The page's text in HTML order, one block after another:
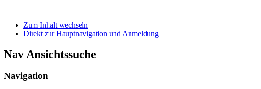
Zum Inhalt wechseln
Direkt zur Hauptnavigation und Anmeldung
Nav Ansichtssuche
Navigation